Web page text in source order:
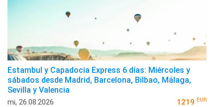
Estambul y Capadocia Express 6 días: Miércoles y
sábados desde Madrid, Barcelona, Bilbao, Málaga,
Sevilla y Valencia
mi, 26.08.2026 1219 EUR